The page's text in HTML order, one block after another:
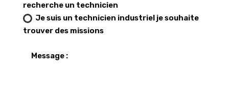
recherche un technicien
Je suis un technicien industriel je souhaite
trouver des missions